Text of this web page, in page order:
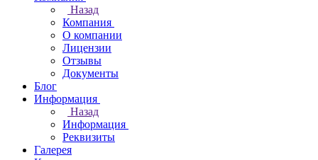
Назад
Компания
О компании
Лицензии
Отзывы
Документы
Блог
Информация
Назад
Информация
Реквизиты
Галерея